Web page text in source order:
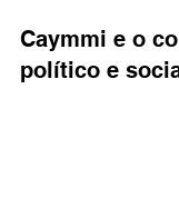
Caymmi e o
político e